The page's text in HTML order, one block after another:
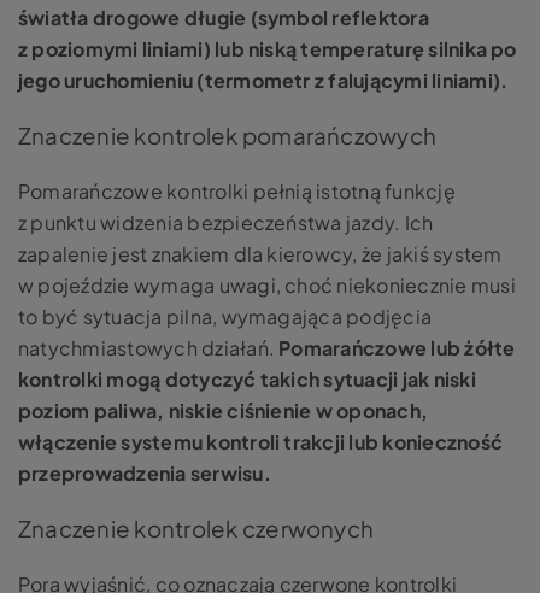
światła drogowe długie (symbol reflektora
z poziomymi liniami) lub niską temperaturę silnika po
jego uruchomieniu (termometr z falującymi liniami).
Znaczenie kontrolek pomarańczowych
Pomarańczowe kontrolki pełnią istotną funkcję
z punktu widzenia bezpieczeństwa jazdy. Ich
zapalenie jest znakiem dla kierowcy, że jakiś system
w pojeździe wymaga uwagi, choć niekoniecznie musi
to być sytuacja pilna, wymagająca podjęcia
natychmiastowych działań. Pomarańczowe lub żółte
kontrolki mogą dotyczyć takich sytuacji jak niski
poziom paliwa, niskie ciśnienie w oponach,
włączenie systemu kontroli trakcji lub konieczność
przeprowadzenia serwisu.
Znaczenie kontrolek czerwonych
Pora wyjaśnić, co oznaczają czerwone kontrolki